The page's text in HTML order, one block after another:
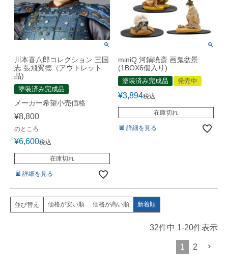
川本喜八郎コレクション 三国
志 張飛翼徳（アウトレット
品)
塗装済み完成品
メーカー希望小売価格
¥8,800
のところ
¥6,600税込
在庫切れ
詳細を見る
miniQ 河鍋暁斎 画鬼盆景
(1BOX6個入り)
塗装済み完成品 発売中
¥3,894税込
在庫切れ
詳細を見る
並び替え 価格が安い順 価格が高い順 新着順
32件中 1-20件表示
1 2